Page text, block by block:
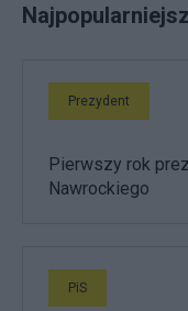
Prezydent
Pierwszy rok
Nawrockiego
PiS